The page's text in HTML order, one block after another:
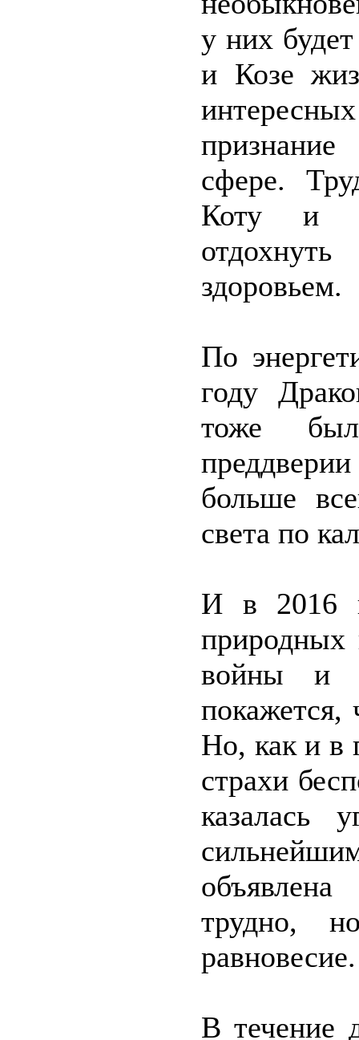
у них
и Козе
сфере.
Коту и
здоровьем.
По
году
тоже
больше
света по
И в 2016
природных
войны и
покажется,
Но, как и в
страхи
казалась
трудно,
равновесие.
В течение